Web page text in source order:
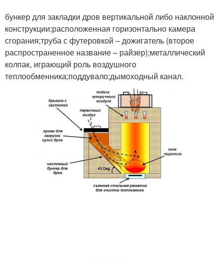
бункер для закладки дров вертикальной либо наклонной
конструкции;расположенная горизонтально камера
сгорания;труба с футеровкой – дожигатель (второе
распространенное название – райзер);металлический
колпак, играющий роль воздушного
теплообменника;поддувало;дымоходный канал.